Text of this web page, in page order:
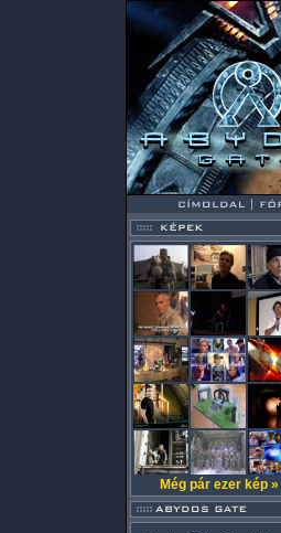
Még pár ezer kép »